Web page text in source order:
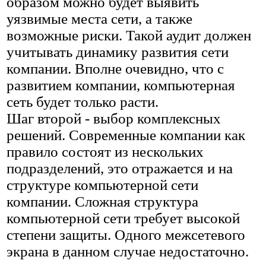
уязвимые места сети, а также
возможные риски. Такой аудит должен
учитывать динамику развития сети
компании. Вполне очевидно, что с
развитием компании, компьютерная
сеть будет только расти.
Шаг второй - выбор комплексных
решений. Современные компании как
правило состоят из нескольких
подразделений, это отражается и на
структуре компьютерной сети
компании. Сложная структура
компьютерной сети требует высокой
степени защиты. Одного межсетевого
экрана в данном случае недостаточно.